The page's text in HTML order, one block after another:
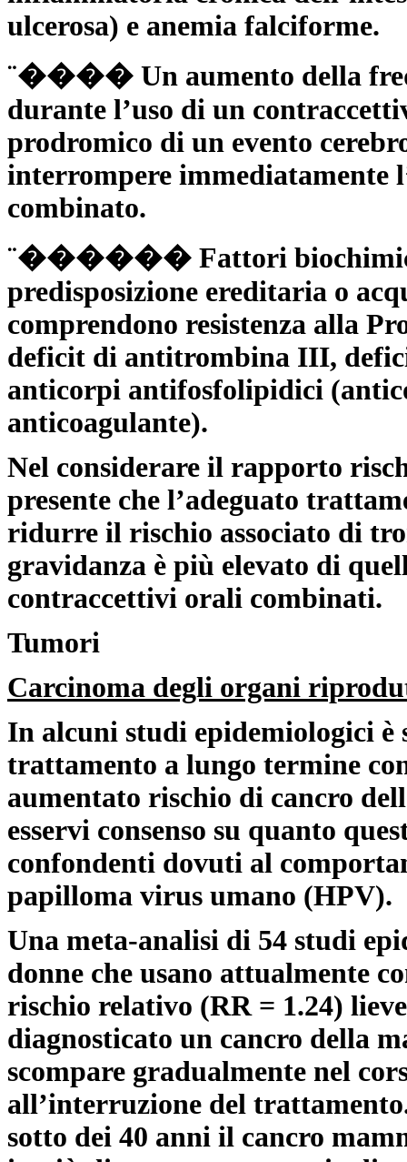
ulcerosa) e anemia falciforme.
¨���� Un aumento della
durante l’uso di un
prodromico di un evento
interrompere immediatamente
combinato.
¨������ Fattori biochimici
predisposizione ereditaria o
comprendono resistenza alla
deficit di antitrombina III,
anticorpi antifosfolipidici
anticoagulante).
Nel considerare il rapporto
presente che l’adeguato
ridurre il rischio associato di
gravidanza è più elevato di
contraccettivi orali combinati.
Tumori
Carcinoma degli organi
In alcuni studi epidemiologici
trattamento a lungo termine
aumentato rischio di cancro
esservi consenso su quanto
confondenti dovuti al
papilloma virus umano (HPV).
Una meta-analisi di 54 studi
donne che usano attualmente
rischio relativo (RR = 1.24)
diagnosticato un cancro della
scompare gradualmente nel
all’interruzione del
sotto dei 40 anni il cancro